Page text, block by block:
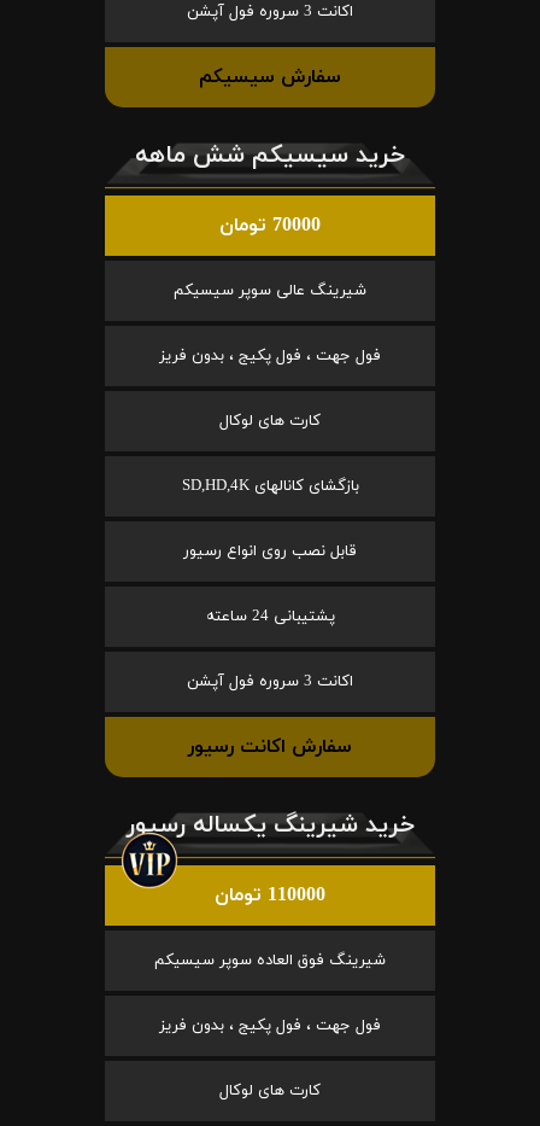
اکانت 3 سروره فول آپشن
سفارش سیسیکم
خرید سیسیکم شش ماهه
70000 تومان
شیرینگ عالی سوپر سیسیکم
فول جهت ، فول پکیج ، بدون فریز
کارت های لوکال
بازگشای کانالهای SD,HD,4K
قابل نصب روی انواع رسیور
پشتیبانی 24 ساعته
اکانت 3 سروره فول آپشن
سفارش اکانت رسیور
خرید شیرینگ یکساله رسیور
110000 تومان
شیرینگ فوق العاده سوپر سیسیکم
فول جهت ، فول پکیج ، بدون فریز
کارت های لوکال